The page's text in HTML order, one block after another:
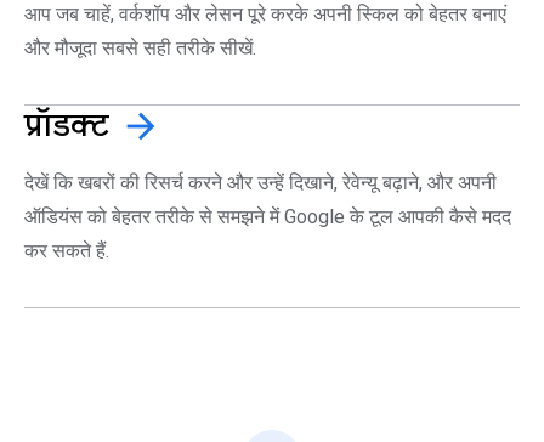
आप जब चाहें, वर्कशॉप और लेसन पूरे करके अपनी स्किल को बेहतर बनाएं
और मौजूदा सबसे सही तरीके सीखें.
प्रॉडक्ट arrow_forward
देखें कि खबरों की रिसर्च करने और उन्हें दिखाने, रेवेन्यू बढ़ाने, और अपनी
ऑडियंस को बेहतर तरीके से समझने में Google के टूल आपकी कैसे मदद
कर सकते हैं.